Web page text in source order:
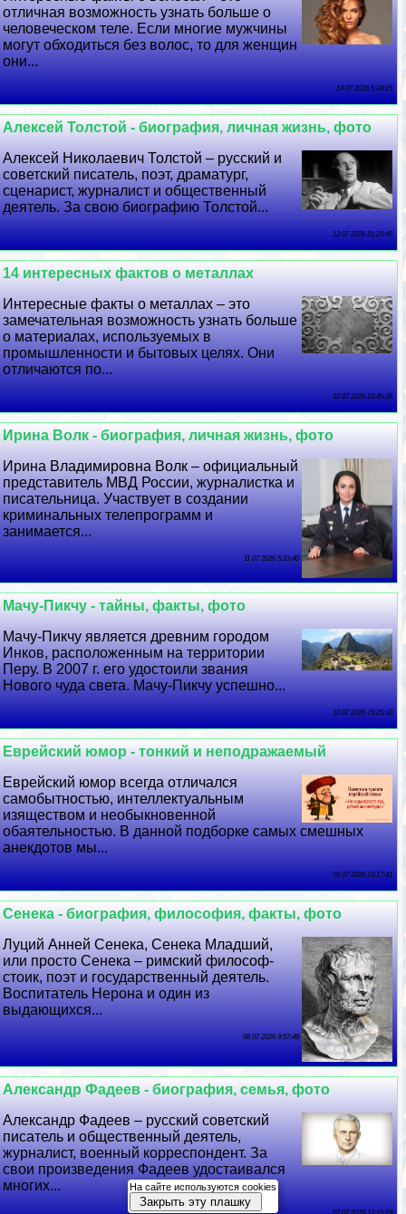
отличная возможность узнать больше о
человеческом теле. Если многие мужчины
могут обходиться без волос, то для женщин
они...
14 07 2026 5:34:25
Алексей Толстой - биография, личная жизнь, фото
Алексей Николаевич Толстой – русский и
советский писатель, поэт, драматург,
сценарист, журналист и общественный
деятель. За свою биографию Толстой...
13 07 2026 21:29:45
14 интересных фактов о металлах
Интересные факты о металлах – это
замечательная возможность узнать больше
о материалах, используемых в
промышленности и бытовых целях. Они
отличаются по...
12 07 2026 23:46:26
Ирина Волк - биография, личная жизнь, фото
Ирина Владимировна Волк – официальный
представитель МВД России, журналистка и
писательница. Участвует в создании
криминальных телепрограмм и
занимается...
11 07 2026 5:23:40
Мачу-Пикчу - тайны, факты, фото
Мачу-Пикчу является древним городом
Инков, расположенным на территории
Перу. В 2007 г. его удостоили звания
Нового чуда света. Мачу-Пикчу успешно...
10 07 2026 15:25:10
Еврейский юмор - тонкий и неподражаемый
Еврейский юмор всегда отличался
самобытностью, интеллектуальным
изяществом и необыкновенной
обаятельностью. В данной подборке самых смешных
анекдотов мы...
09 07 2026 23:17:41
Сенека - биография, философия, факты, фото
Луций Анней Сенека, Сенека Младший,
или просто Сенека – римский философ-
стоик, поэт и государственный деятель.
Воспитатель Нерона и один из
выдающихся...
08 07 2026 9:57:48
Александр Фадеев - биография, семья, фото
Александр Фадеев – русский советский
писатель и общественный деятель,
журналист, военный корреспондент. За
свои произведения Фадеев удостаивался
многих...
На сайте используются cookies
Закрыть эту плашку